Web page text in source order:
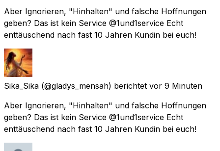
Aber Ignorieren, "Hinhalten" und falsche Hoffnungen
geben? Das ist kein Service @1und1service Echt
enttäuschend nach fast 10 Jahren Kundin bei euch!
Sika_Sika (@gladys_mensah) berichtet vor 9 Minuten
Aber Ignorieren, "Hinhalten" und falsche Hoffnungen
geben? Das ist kein Service @1und1service Echt
enttäuschend nach fast 10 Jahren Kundin bei euch!